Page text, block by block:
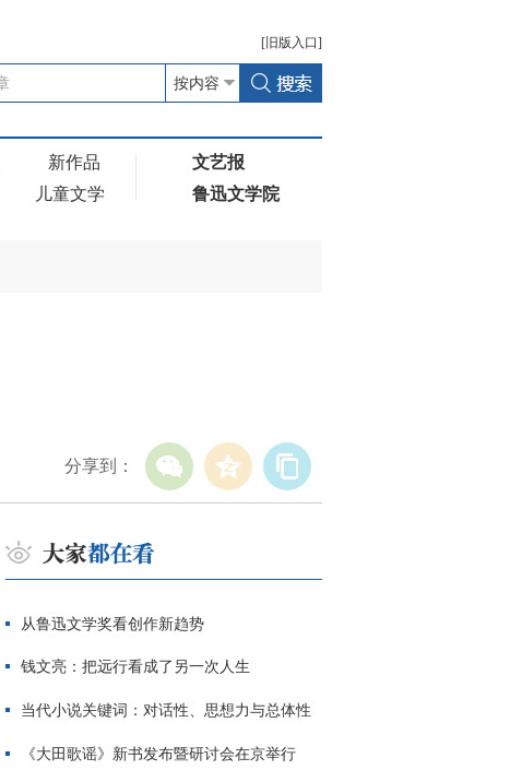
[ 旧版 入口]
新作品
儿童文学
文艺报
鲁迅文学院
分享到：
从鲁迅文学奖看创作新趋势
钱文亮：把远行看成了另一次人生
当代小说关键词：对话性、思想力与总体性
《大田歌谣》新书发布暨研讨会在京举行